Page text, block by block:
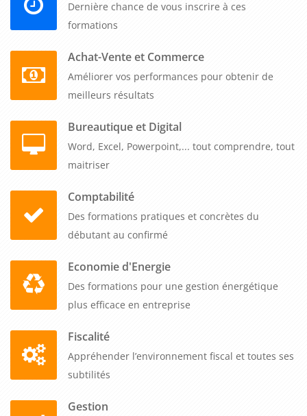
Dernière chance de vous inscrire à ces
formations
Achat-Vente et Commerce
Améliorer vos performances pour obtenir de
meilleurs résultats
Bureautique et Digital
Word, Excel, Powerpoint,... tout comprendre, tout
maitriser
Comptabilité
Des formations pratiques et concrètes du
débutant au confirmé
Economie d'Energie
Des formations pour une gestion énergétique
plus efficace en entreprise
Fiscalité
Appréhender l’environnement fiscal et toutes ses
subtilités
Gestion